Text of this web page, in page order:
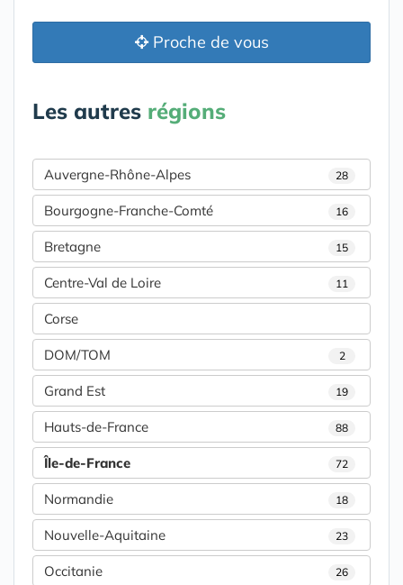
Proche de vous
Les autres régions
Auvergne-Rhône-Alpes 28
Bourgogne-Franche-Comté 16
Bretagne 15
Centre-Val de Loire 11
Corse
DOM/TOM 2
Grand Est 19
Hauts-de-France 88
Île-de-France 72
Normandie 18
Nouvelle-Aquitaine 23
Occitanie 26